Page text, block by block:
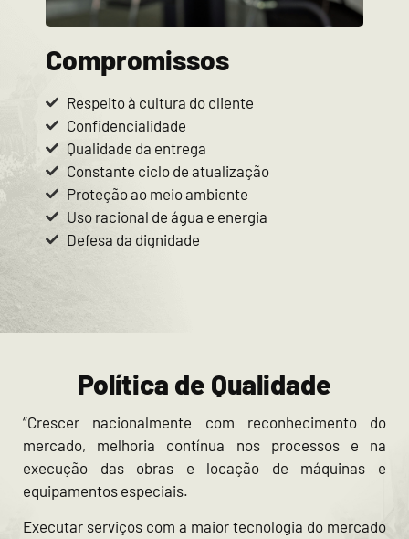
Compromissos
Respeito à cultura do cliente
Confidencialidade
Qualidade da entrega
Constante ciclo de atualização
Proteção ao meio ambiente
Uso racional de água e energia
Defesa da dignidade
Política de Qualidade
“Crescer nacionalmente com reconhecimento do
mercado, melhoria contínua nos processos e na
execução das obras e locação de máquinas e
equipamentos especiais.
Executar serviços com a maior tecnologia do mercado